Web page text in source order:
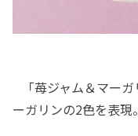
「苺ジャム＆マー
ーガリンの2色を表現